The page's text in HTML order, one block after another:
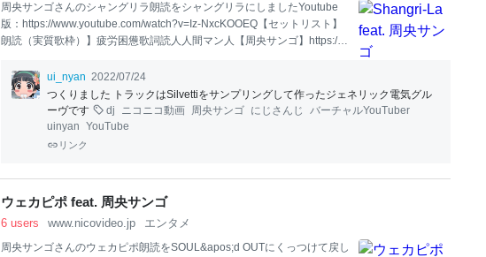
周央サンゴさんのシャングリラ朗読をシャングリラにしましたYoutube
版：https://www.youtube.com/watch?v=Iz-NxcKOOEQ【セットリスト】
朗読（実質歌枠）】疲労困憊歌詞読人人間マン人【周央サンゴ】https://y
帰り用】Shangri-La feat. 周央サンゴ (DJ
cloud.com/ui_nyan/shangri-la----ついったー：https:// twitter .com/ ui_nyan
ui_nyan 2022/07/24
つくりました トラックはSilvettiをサンプリングして作ったジェネリック電気グル
ーヴです
dj ニコニコ動画 周央サンゴ にじさんじ
バーチャルYouTuber
uinyan YouTube
リンク
ウェカピポ feat. 周央サンゴ
6 users www.nicovideo.jp エンタメ
周央サンゴさんのウェカピポ朗読をSOUL&apos;d OUTにくっつけて戻し